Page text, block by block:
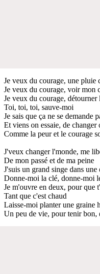
Je veux du courage, une pluie
Je veux du courage, voir mon
Je veux du courage, détourner
Toi, toi, toi, sauve-moi
Je sais que ça ne se demande
Et viens on essaie, de changer
Comme la peur et le courage
J'veux changer l'monde, me
De mon passé et de ma peine
J'suis un grand singe dans une
Donne-moi la clé, donne-moi
Je m'ouvre en deux, pour que
Tant que c'est chaud
Laisse-moi planter une graine
Un peu de vie, pour tenir bon,